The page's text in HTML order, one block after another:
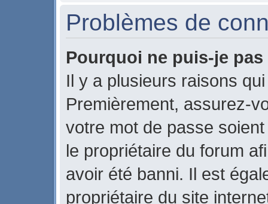
Problèmes de
Pourquoi ne puis-je
Il y a plusieurs raisons
Premièrement, assurez-
votre mot de passe
le propriétaire du forum
avoir été banni. Il est
propriétaire du site